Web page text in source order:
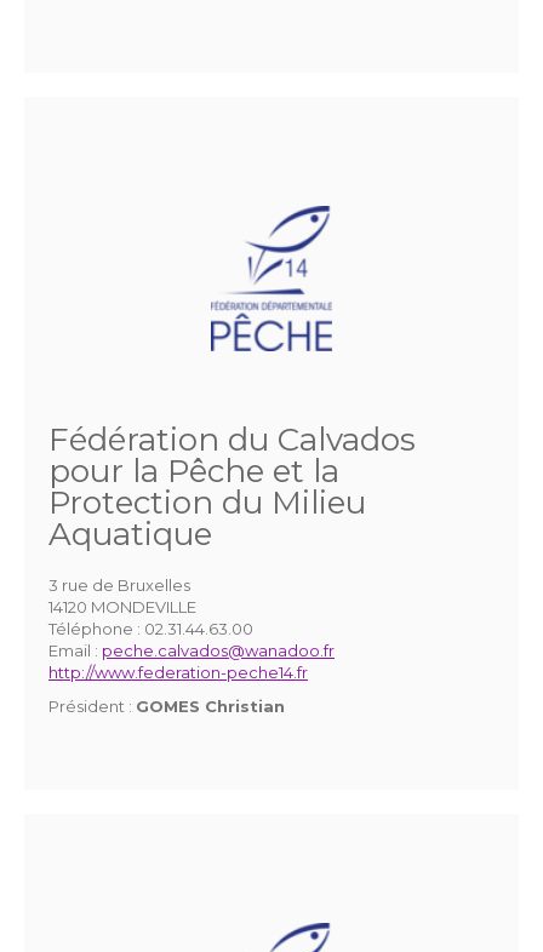
Fédération du Calvados
pour la Pêche et la
Protection du Milieu
Aquatique
3 rue de Bruxelles
14120 MONDEVILLE
Téléphone : 02.31.44.63.00
Email : peche.calvados@wanadoo.fr
http://www.federation-peche14.fr
Président : GOMES Christian